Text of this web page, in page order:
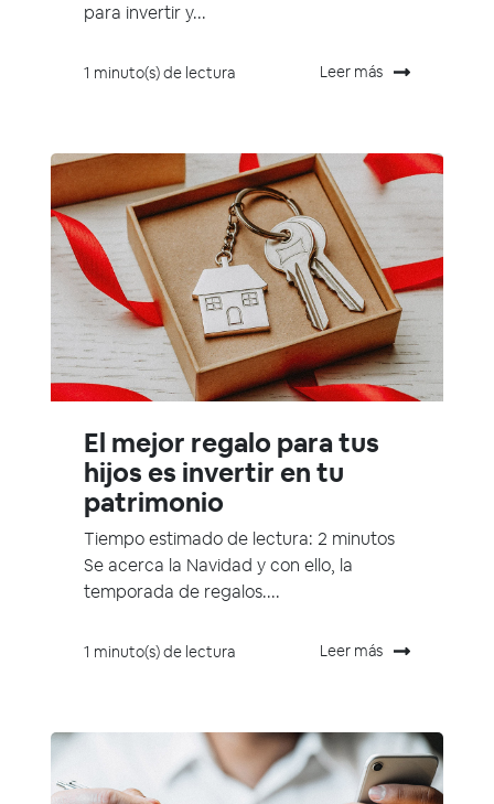
para invertir y...
1 minuto(s) de lectura Leer más
El mejor regalo para tus
hijos es invertir en tu
patrimonio
Tiempo estimado de lectura: 2 minutos
Se acerca la Navidad y con ello, la
temporada de regalos....
1 minuto(s) de lectura Leer más